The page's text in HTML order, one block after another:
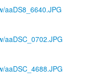
aaDS8_6640.JPG
aaDSC_0702.JPG
aaDSC_4688.JPG